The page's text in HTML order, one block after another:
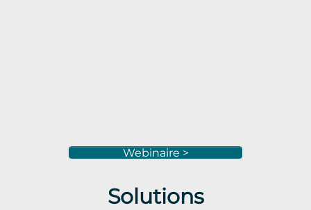
Webinaire >
Solutions